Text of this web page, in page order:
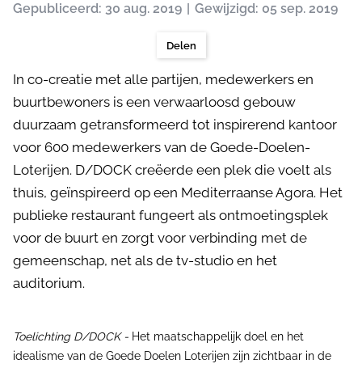
Gepubliceerd: 30 aug. 2019 Gewijzigd: 05 sep. 2019
Delen
In co-creatie met alle partijen, medewerkers en
buurtbewoners is een verwaarloosd gebouw
duurzaam getransformeerd tot inspirerend kantoor
voor 600 medewerkers van de Goede-Doelen-
Loterijen. D/DOCK creëerde een plek die voelt als
thuis, geïnspireerd op een Mediterraanse Agora. Het
publieke restaurant fungeert als ontmoetingsplek
voor de buurt en zorgt voor verbinding met de
gemeenschap, net als de tv-studio en het
auditorium.
Toelichting D/DOCK - Het maatschappelijk doel en het
idealisme van de Goede Doelen Loterijen zijn zichtbaar in de